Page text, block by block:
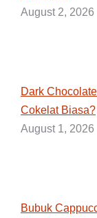
August 2, 2026
Dark
Cokelat Biasa?
August 1, 2026
Bubuk